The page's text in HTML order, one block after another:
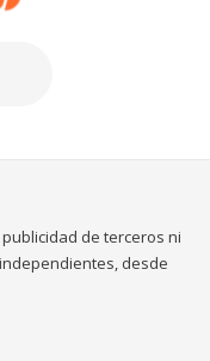
de terceros ni
desde